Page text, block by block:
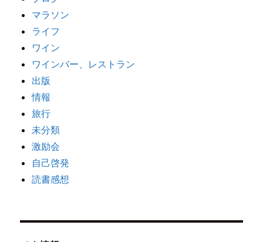
マラソン
ライフ
ワイン
ワインバー、レストラン
出版
情報
旅行
未分類
激励会
自己啓発
読書感想